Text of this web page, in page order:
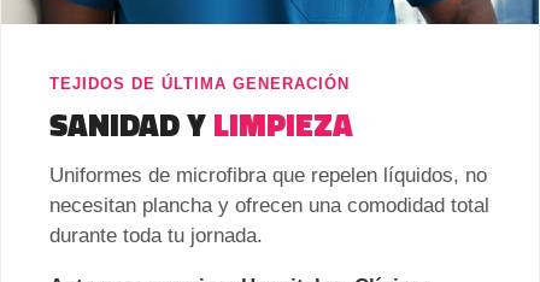
TEJIDOS DE ÚLTIMA GENERACIÓN
SANIDAD YLIMPIEZA
Uniformes de microfibra que repelen líquidos, no
necesitan plancha y ofrecen una comodidad total
durante toda tu jornada.